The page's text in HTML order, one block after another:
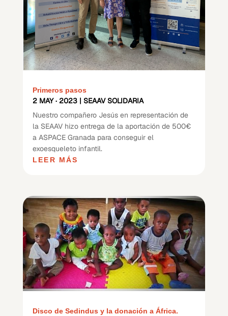
Primeros pasos
2 MAY · 2023| SEAAV SOLIDARIA
Nuestro compañero Jesús en representación de
la SEAAV hizo entrega de la aportación de 500€
a ASPACE Granada para conseguir el
exoesqueleto infantil.
LEER MÁS
Disco de Sedindus y la donación a África.